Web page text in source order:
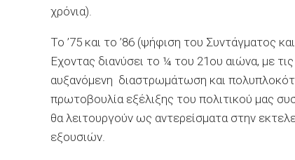
χρόνια).
Το ’75 και το ’86 (ψήφιση του Συντάγματος
Εχοντας διανύσει το ¼ του 21ου αιώνα, με
αυξανόμενη διαστρωμάτωση και
πρωτοβουλία εξέλιξης του πολιτικού μας
θα λειτουργούν ως αντερείσματα στην
εξουσιών.